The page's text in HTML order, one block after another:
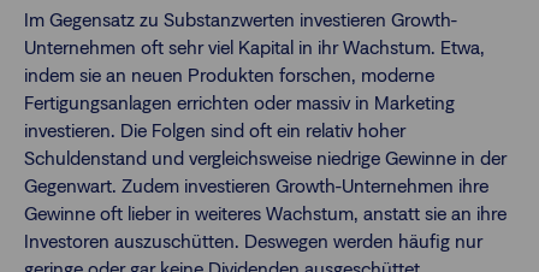
Im Gegensatz zu Substanzwerten investieren Growth-
Unternehmen oft sehr viel Kapital in ihr Wachstum. Etwa,
indem sie an neuen Produkten forschen, moderne
Fertigungsanlagen errichten oder massiv in Marketing
investieren. Die Folgen sind oft ein relativ hoher
Schuldenstand und vergleichsweise niedrige Gewinne in der
Gegenwart. Zudem investieren Growth-Unternehmen ihre
Gewinne oft lieber in weiteres Wachstum, anstatt sie an ihre
Investoren auszuschütten. Deswegen werden häufig nur